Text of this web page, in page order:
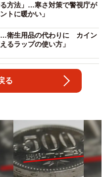
方法」…寒さ対策で警視庁が
トに暖かい」
…衛生用品の代わりに カイン
るラップの使い方」
る